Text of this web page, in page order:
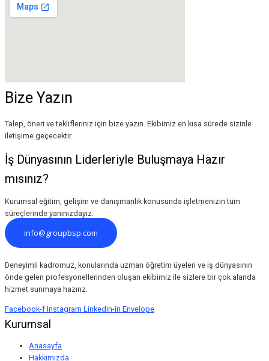
Bize Yazın
Talep, öneri ve teklifleriniz için bize yazın. Ekibimiz en kısa sürede sizinle
iletişime geçecektir.
İş Dünyasının Liderleriyle Buluşmaya Hazır
mısınız?
Kurumsal eğitim, gelişim ve danışmanlık konusunda işletmenizin tüm
süreçlerinde yanınızdayız.
info@groupbsp.com
Deneyimli kadromuz, konularında uzman öğretim üyeleri ve iş dünyasının
önde gelen profesyonellerinden oluşan ekibimiz ile sizlere bir çok alanda
hizmet sunmaya hazırız.
Facebook-f Instagram Linkedin-in Envelope
Kurumsal
Anasayfa
Hakkımızda